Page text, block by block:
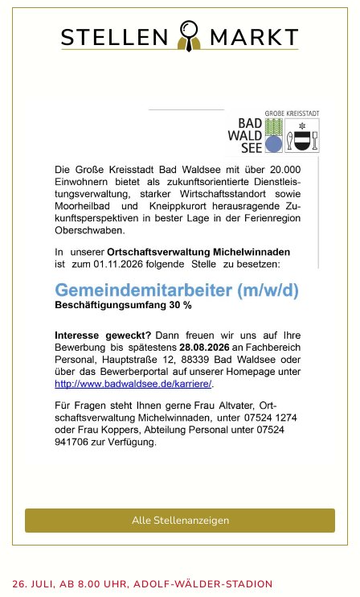
Alle Stellenanzeigen
26. JULI, AB 8.00 UHR, ADOLF-WÄLDER-STADION